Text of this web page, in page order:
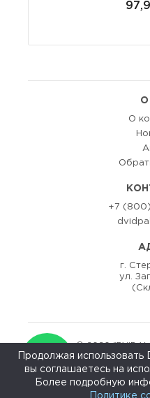
О
О
+7
г.
ул.
© 2020 "DViD
Продолжая использовать
вы соглашаетесь на
Более подробную
Политике